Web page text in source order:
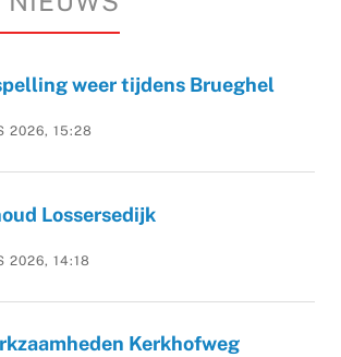
weer tijdens Brueghel
2026, 15:28
Lossersedijk
2026, 14:18
Kerkhofweg